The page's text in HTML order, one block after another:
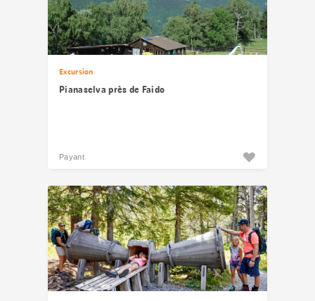
Excursion
Pianaselva près de Faido
Payant